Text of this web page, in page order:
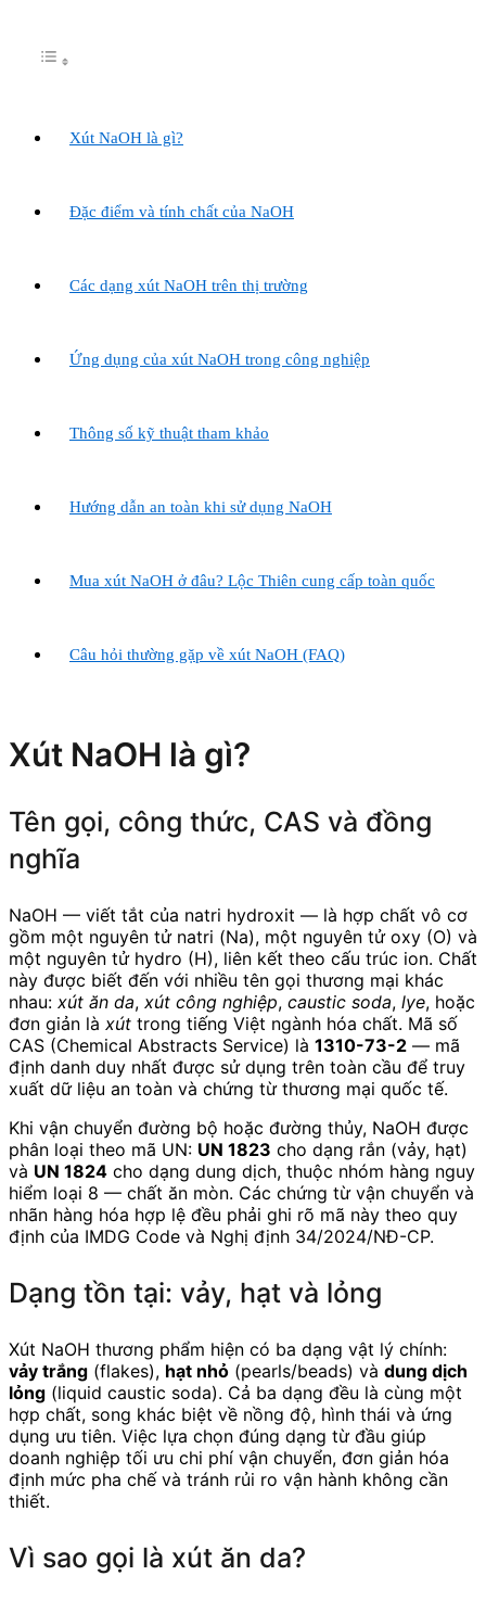
Xút NaOH là gì?
Đặc điểm và tính chất của NaOH
Các dạng xút NaOH trên thị trường
Ứng dụng của xút NaOH trong công nghiệp
Thông số kỹ thuật tham khảo
Hướng dẫn an toàn khi sử dụng NaOH
Mua xút NaOH ở đâu? Lộc Thiên cung cấp toàn quốc
Câu hỏi thường gặp về xút NaOH (FAQ)
Xút NaOH là gì?
Tên gọi, công thức, CAS và đồng
nghĩa
NaOH — viết tắt của natri hydroxit — là hợp chất vô cơ
gồm một nguyên tử natri (Na), một nguyên tử oxy (O) và
một nguyên tử hydro (H), liên kết theo cấu trúc ion. Chất
này được biết đến với nhiều tên gọi thương mại khác
nhau: xút ăn da, xút công nghiệp, caustic soda, lye, hoặc
đơn giản là xút trong tiếng Việt ngành hóa chất. Mã số
CAS (Chemical Abstracts Service) là 1310-73-2 — mã
định danh duy nhất được sử dụng trên toàn cầu để truy
xuất dữ liệu an toàn và chứng từ thương mại quốc tế.
Khi vận chuyển đường bộ hoặc đường thủy, NaOH được
phân loại theo mã UN: UN 1823 cho dạng rắn (vảy, hạt)
và UN 1824 cho dạng dung dịch, thuộc nhóm hàng nguy
hiểm loại 8 — chất ăn mòn. Các chứng từ vận chuyển và
nhãn hàng hóa hợp lệ đều phải ghi rõ mã này theo quy
định của IMDG Code và Nghị định 34/2024/NĐ-CP.
Dạng tồn tại: vảy, hạt và lỏng
Xút NaOH thương phẩm hiện có ba dạng vật lý chính:
vảy trắng (flakes), hạt nhỏ (pearls/beads) và dung dịch
lỏng (liquid caustic soda). Cả ba dạng đều là cùng một
hợp chất, song khác biệt về nồng độ, hình thái và ứng
dụng ưu tiên. Việc lựa chọn đúng dạng từ đầu giúp
doanh nghiệp tối ưu chi phí vận chuyển, đơn giản hóa
định mức pha chế và tránh rủi ro vận hành không cần
thiết.
Vì sao gọi là xút ăn da?